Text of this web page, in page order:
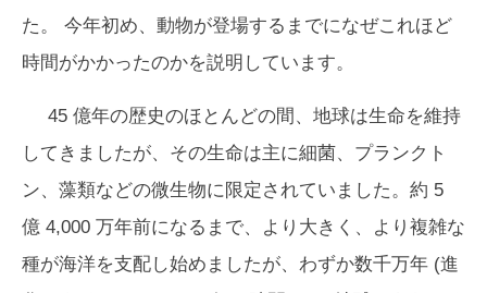
た。 今年初め、動物が登場するまでになぜこれほど
時間がかかったのかを説明しています。
45 億年の歴史のほとんどの間、地球は生命を維持
してきましたが、その生命は主に細菌、プランクト
ン、藻類などの微生物に限定されていました。約 5
億 4,000 万年前になるまで、より大きく、より複雑な
種が海洋を支配し始めましたが、わずか数千万年 (進